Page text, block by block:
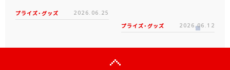
プライズ・グッズ 2026.06.25
プライズ・グッズ 2026.06.12